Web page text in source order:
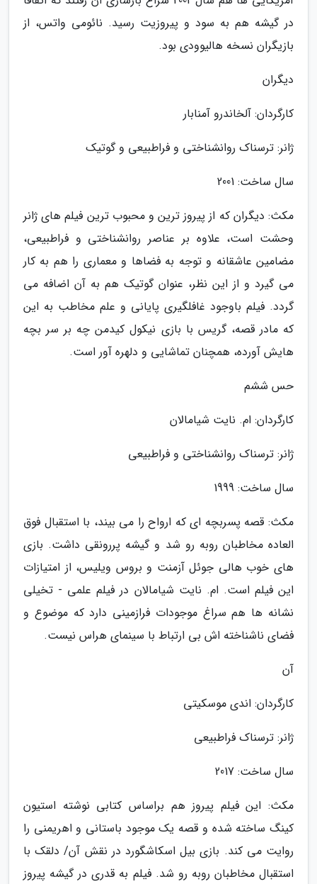
در گیشه هم به سود و پیروزیت رسید. نائومی واتس، از
بازیگران نسخه هالیوودی بود.
دیگران
کارگردان: آلخاندرو آمنابار
ژانر: ترسناک روانشناختی و فراطبیعی و گوتیک
سال ساخت: 2001
مکث: دیگران که از پیروز ترین و محبوب ترین فیلم های ژانر
وحشت است، علاوه بر عناصر روانشناختی و فراطبیعی،
مضامین عاشقانه و توجه به فضاها و معماری را هم به کار
می گیرد و از این نظر، عنوان گوتیک هم به آن اضافه می
گردد. فیلم باوجود غافلگیری پایانی و علم مخاطب به این
که مادر قصه، گریس با بازی نیکول کیدمن چه بر سر بچه
هایش آورده، همچنان تماشایی و دلهره آور است.
حس ششم
کارگردان: ام. نایت شیامالان
ژانر: ترسناک روانشناختی و فراطبیعی
سال ساخت: 1999
مکث: قصه پسربچه ای که ارواح را می بیند، با استقبال فوق
العاده مخاطبان روبه رو شد و گیشه پررونقی داشت. بازی
های خوب هالی جوئل آزمنت و بروس ویلیس، از امتیازات
این فیلم است. ام. نایت شیامالان در فیلم علمی - تخیلی
نشانه ها هم سراغ موجودات فرازمینی دارد که موضوع و
فضای ناشناخته اش بی ارتباط با سینمای هراس نیست.
آن
کارگردان: اندی موسکیتی
ژانر: ترسناک فراطبیعی
سال ساخت: 2017
مکث: این فیلم پیروز هم براساس کتابی نوشته استیون
کینگ ساخته شده و قصه یک موجود باستانی و اهریمنی را
روایت می کند. بازی بیل اسکاشگورد در نقش آن/ دلقک با
استقبال مخاطبان روبه رو شد. فیلم به قدری در گیشه پیروز